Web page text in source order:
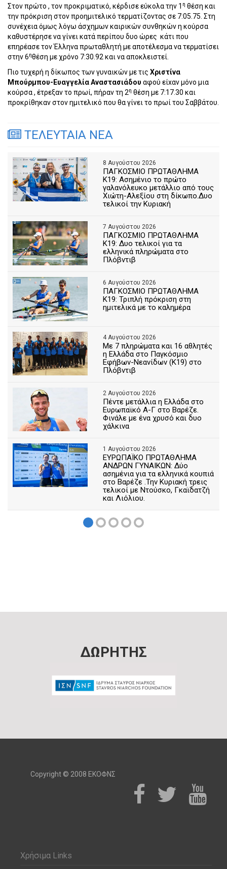
Στον πρώτο , τον προκριματικό, κέρδισε εύκολα την 1 η θέση και
την πρόκριση στον προημιτελικό τερματίζοντας σε 7:05.75. Στη
συνέχεια όμως λόγω άσχημων καιρικών συνθηκών η κούρσα
καθυστέρησε να γίνει κατά περίπου δυο ώρες κάτι που
επηρέασε τον Έλληνα πρωταθλητή με αποτέλεσμα να τερματίσει
στην 6ηθέση με χρόνο 7:30.92 και να αποκλειστεί.
Πιο τυχερή η δίκωπος των γυναικών με τις Χριστίνα
Μπούρμπου-Ευαγγελία Αναστασιάδου αφού είxαν μόνο μια
κούρσα , έτρεξαν το πρωί, πήραν τη 2η θέση με 7:17.30 και
προκρίθηκαν στον ημιτελικό που θα γίνει το πρωί του Σαββάτου.
ΤΕΛΕΥΤΑΙΑ ΝΕΑ
8 Αυγούστου 2026
ΠΑΓΚΟΣΜΙΟ ΠΡΩΤΑΘΛΗΜΑ
Κ19: Ασημένιο το πρώτο
γαλανόλευκο μετάλλιο από τους
Χιώτη-Αλεξίου στη δίκωπο.Δυο
τελικοί την Κυριακή
7 Αυγούστου 2026
ΠΑΓΚΟΣΜΙΟ ΠΡΩΤΑΘΛΗΜΑ
Κ19: Δυο τελικοί για τα
ελληνικά πληρώματα στο
Πλόβντιβ
6 Αυγούστου 2026
ΠΑΓΚΟΣΜΙΟ ΠΡΩΤΑΘΛΗΜΑ
Κ19: Τριπλή πρόκριση στη
ημιτελικά με το καλημέρα
4 Αυγούστου 2026
Με 7 πληρώματα και 16 αθλητές
η Ελλάδα στο Παγκόσμιο
Εφήβων-Νεανίδων (Κ19) στο
Πλόβντιβ
2 Αυγούστου 2026
Πέντε μετάλλια η Ελλάδα στο
Ευρωπαϊκό Α-Γ στο Βαρέζε.
Φινάλε με ένα χρυσό και δυο
χάλκινα
1 Αυγούστου 2026
ΕΥΡΩΠΑΪΚΟ ΠΡΩΤΑΘΛΗΜΑ
ΑΝΔΡΩΝ ΓΥΝΑΙΚΩΝ: Δύο
ασημένια για τα ελληνικά κουπιά
στο Βαρέζε .Την Κυριακή τρεις
τελικοί με Ντούσκο, Γκαϊδατζή
και Λιόλιου.
ΔΩΡΗΤΗΣ
Copyright © 2008 ΕΚΟΦΝΣ
Χρήσιμα Links